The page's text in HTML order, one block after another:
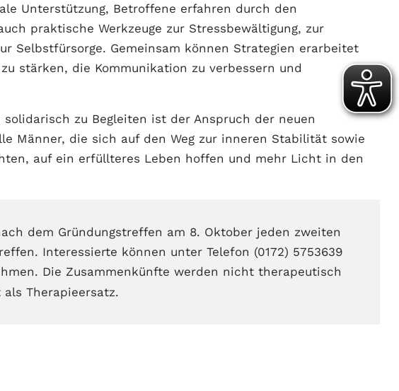
Unterstützung, Betroffene erfahren durch den
praktische Werkzeuge zur Stressbewältigung, zur
Selbstfürsorge. Gemeinsam können Strategien erarbeitet
stärken, die Kommunikation zu verbessern und
zu Begleiten ist der Anspruch der neuen
Männer, die sich auf den Weg zur inneren Stabilität sowie
auf ein erfüllteres Leben hoffen und mehr Licht in den
dem Gründungstreffen am 8. Oktober jeden zweiten
Interessierte können unter Telefon (0172) 5753639
Die Zusammenkünfte werden nicht therapeutisch
Therapieersatz.